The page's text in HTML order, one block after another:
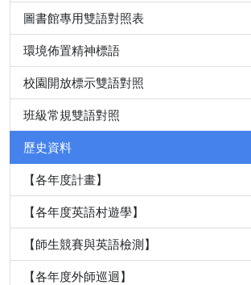
圖書館專用雙語對照表
環境佈置精神標語
校園開放標示雙語對照
班級常規雙語對照
歷史資料
【各年度計畫】
【各年度英語村遊學】
【師生競賽與英語檢測】
【各年度外師巡迴】